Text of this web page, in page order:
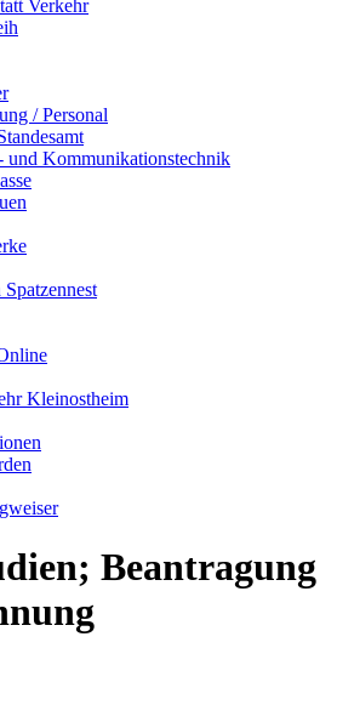
Verkehr
/ Personal
und Kommunikationstechnik
Kleinostheim
Beantragung